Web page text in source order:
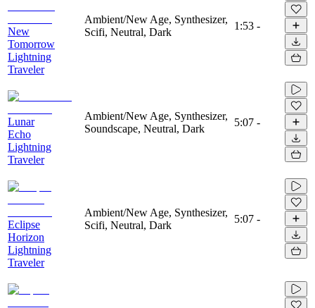
New
Tomorrow
Lightning
Traveler
Ambient/New Age, Synthesizer,
Scifi, Neutral, Dark
1:53 -
Lunar
Echo
Lightning
Traveler
Ambient/New Age, Synthesizer,
Soundscape, Neutral, Dark
5:07 -
Eclipse
Horizon
Lightning
Traveler
Ambient/New Age, Synthesizer,
Scifi, Neutral, Dark
5:07 -